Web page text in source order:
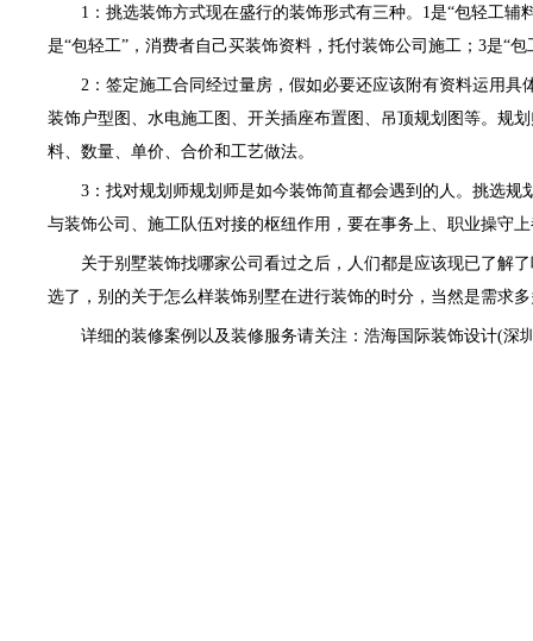
1：挑选装饰方式现在盛行的装饰形式有三种。1是“包轻工
是“包轻工”，消费者自己买装饰资料 ，托付装饰公司施工；3是“
2：签定施工合同经过量房，假如必要还应该附有资料运用
装饰户型图、水电施工图、开关插座布置图、吊顶规划图等。规
料、数量、单价、合价和工艺做法。
3：找对规划师规划师是如今装饰简直都会遇到的人。挑选
与装饰公司、施工队伍对接的枢纽作用，要在事务上、职业操守
关于别墅装饰找哪家公司看过之后，人们都是应该现已了解
选了，别的关于怎么样装饰别墅在进行装饰的时分，当然是需求
详细的装修案例以及装修服务请关注：浩海国际装饰设计(深